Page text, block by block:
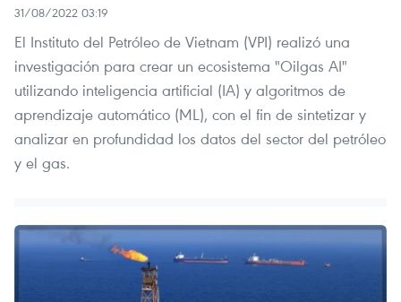
31/08/2022 03:19
El Instituto del Petróleo de Vietnam (VPI) realizó una
investigación para crear un ecosistema "Oilgas AI"
utilizando inteligencia artificial (IA) y algoritmos de
aprendizaje automático (ML), con el fin de sintetizar y
analizar en profundidad los datos del sector del petróleo
y el gas.